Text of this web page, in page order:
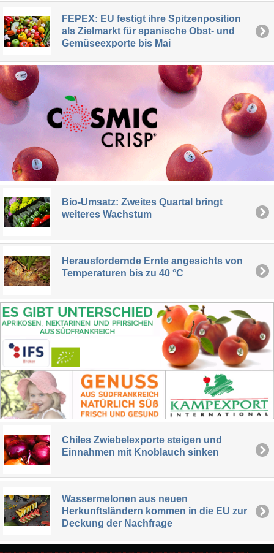
FEPEX: EU festigt ihre Spitzenposition
als Zielmarkt für spanische Obst- und
Gemüseexporte bis Mai
Bio-Umsatz: Zweites Quartal bringt
weiteres Wachstum
Herausfordernde Ernte angesichts von
Temperaturen bis zu 40 °C
Chiles Zwiebelexporte steigen und
Einnahmen mit Knoblauch sinken
Wassermelonen aus neuen
Herkunftsländern kommen in die EU zur
Deckung der Nachfrage